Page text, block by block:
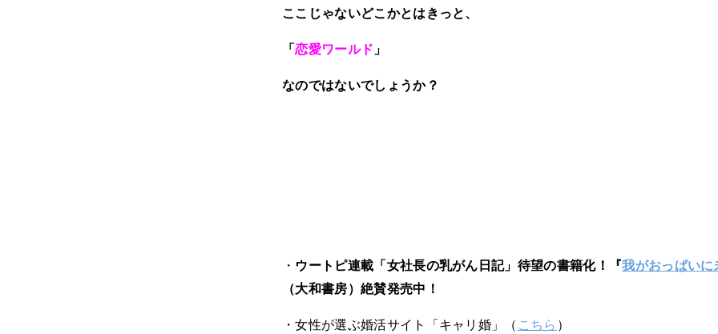
ここじゃないどこかとはきっと、
「恋愛ワールド 」
なのではないでしょうか？
・ ウートピ連載「女社長の乳がん日記」待望の書籍化！『我がおっぱいに
（大和書房）絶賛発売中！
・女性が選ぶ婚活サイト「キャリ婚」（ こちら ）